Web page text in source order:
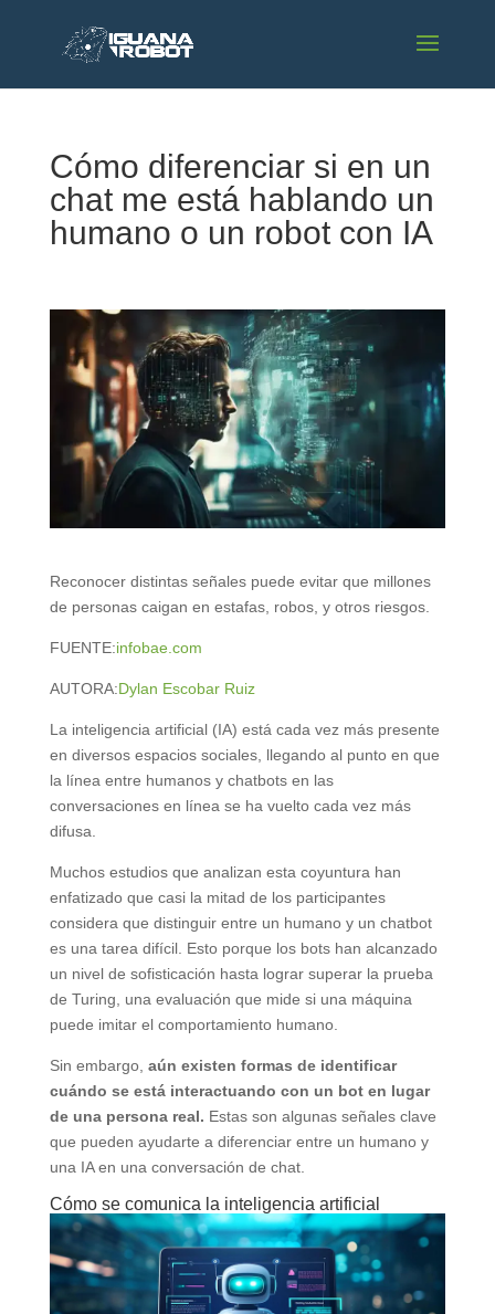
Cómo diferenciar si en un
chat me está hablando un
humano o un robot con IA
Reconocer distintas señales puede evitar que millones
de personas caigan en estafas, robos, y otros riesgos.
FUENTE:infobae.com
AUTORA:Dylan Escobar Ruiz
La inteligencia artificial (IA) está cada vez más presente
en diversos espacios sociales, llegando al punto en que
la línea entre humanos y chatbots en las
conversaciones en línea se ha vuelto cada vez más
difusa.
Muchos estudios que analizan esta coyuntura han
enfatizado que casi la mitad de los participantes
considera que distinguir entre un humano y un chatbot
es una tarea difícil. Esto porque los bots han alcanzado
un nivel de sofisticación hasta lograr superar la prueba
de Turing, una evaluación que mide si una máquina
puede imitar el comportamiento humano.
Sin embargo, aún existen formas de identificar
cuándo se está interactuando con un bot en lugar
de una persona real. Estas son algunas señales clave
que pueden ayudarte a diferenciar entre un humano y
una IA en una conversación de chat.
Cómo se comunica la inteligencia artificial